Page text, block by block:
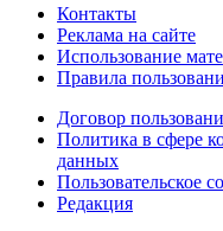
Контакты
Реклама на сайте
Использование
Правила
Договор
Политика в сфере
данных
Пользовательское
Редакция